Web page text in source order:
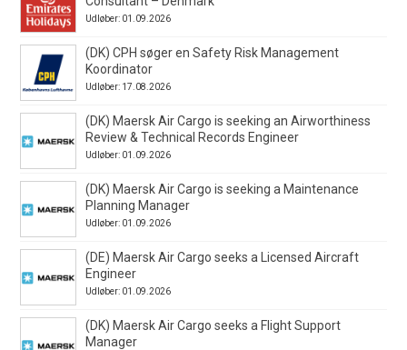
Udløber: 01.09.2026
(DK) CPH søger en Safety Risk Management
Koordinator
Udløber: 17.08.2026
(DK) Maersk Air Cargo is seeking an Airworthiness
Review & Technical Records Engineer
Udløber: 01.09.2026
(DK) Maersk Air Cargo is seeking a Maintenance
Planning Manager
Udløber: 01.09.2026
(DE) Maersk Air Cargo seeks a Licensed Aircraft
Engineer
Udløber: 01.09.2026
(DK) Maersk Air Cargo seeks a Flight Support
Manager